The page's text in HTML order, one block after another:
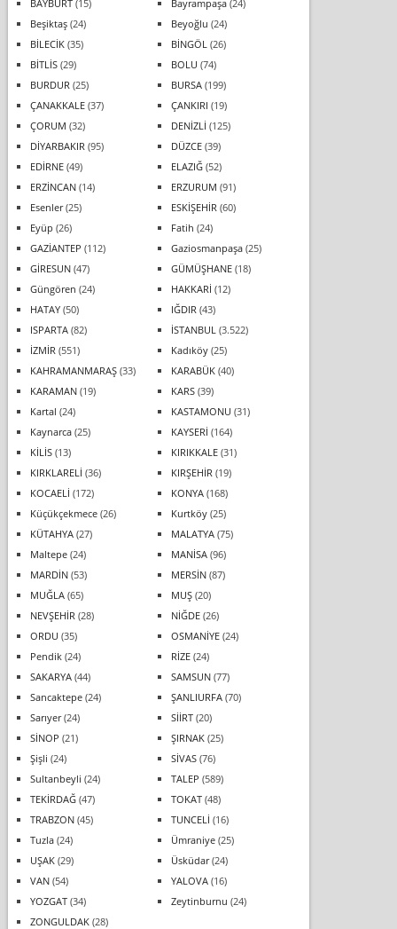
BAYBURT(15) Bayrampaşa(24)
Beşiktaş(24) Beyoğlu (24)
BİLECİK(35) BİNGÖL (26)
BİTLİS(29) BOLU (74)
BURDUR (25) BURSA(199)
ÇANAKKALE(37) ÇANKIRI (19)
ÇORUM (32) DENİZLİ (125)
DİYARBAKIR (95) DÜZCE(39)
EDİRNE(49) ELAZIĞ(52)
ERZİNCAN(14) ERZURUM (91)
Esenler(25) ESKİŞEHİR (60)
Eyüp (26) Fatih (24)
GAZİANTEP (112) Gaziosmanpaşa(25)
GİRESUN(47) GÜMÜŞHANE(18)
Güngören (24) HAKKARİ (12)
HATAY(50) IĞDIR (43)
ISPARTA(82) İSTANBUL (3.522)
İZMİR (551) Kadıköy(25)
KAHRAMANMARAŞ(33) KARABÜK(40)
KARAMAN(19) KARS(39)
Kartal (24) KASTAMONU (31)
Kaynarca(25) KAYSERİ (164)
KİLİS(13) KIRIKKALE(31)
KIRKLARELİ (36) KIRŞEHİR (19)
KOCAELİ (172) KONYA(168)
Küçükçekmece(26) Kurtköy(25)
KÜTAHYA(27) MALATYA(75)
Maltepe(24) MANİSA(96)
MARDİN(53) MERSİN(87)
MUĞLA(65) MUŞ(20)
NEVŞEHİR (28) NİĞDE(26)
ORDU (35) OSMANİYE(24)
Pendik(24) RİZE(24)
SAKARYA(44) SAMSUN(77)
Sancaktepe(24) ŞANLIURFA(70)
Sarıyer(24) SİİRT(20)
SİNOP (21) ŞIRNAK(25)
Şişli (24) SİVAS(76)
Sultanbeyli (24) TALEP (589)
TEKİRDAĞ(47) TOKAT(48)
TRABZON(45) TUNCELİ (16)
Tuzla(24) Ümraniye(25)
UŞAK(29) Üsküdar(24)
VAN(54) YALOVA(16)
YOZGAT(34) Zeytinburnu (24)
ZONGULDAK(28)